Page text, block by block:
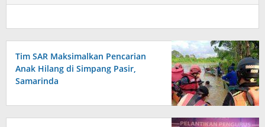
Tim SAR Maksimalkan Pencarian
Anak Hilang di Simpang Pasir,
Samarinda